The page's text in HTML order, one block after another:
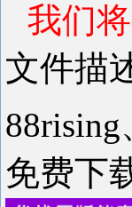
我们
文件描
免费下